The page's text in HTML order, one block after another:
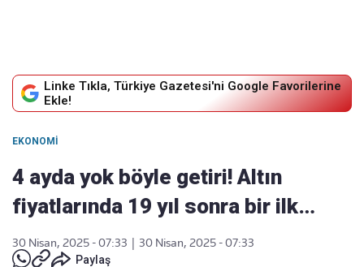
Linke Tıkla, Türkiye Gazetesi'ni Google Favorilerine
Ekle!
EKONOMI
4 ayda yok böyle getiri! Altın
fiyatlarında 19 yıl sonra bir ilk…
30 Nisan, 2025 - 07:33
30 Nisan, 2025 - 07:33
Paylaş